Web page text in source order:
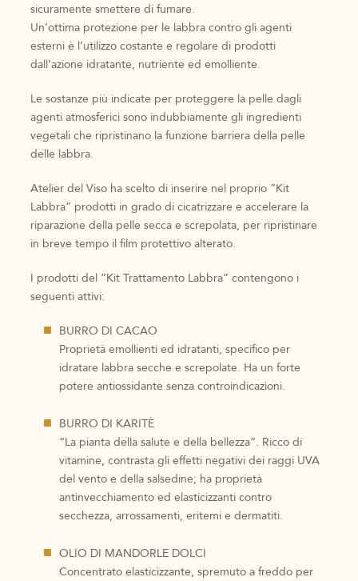
sicuramente smettere di fumare.
Un’ottima protezione per le labbra contro gli agenti
esterni è l’utilizzo costante e regolare di prodotti
dall’azione idratante, nutriente ed emolliente.
Le sostanze più indicate per proteggere la pelle dagli
agenti atmosferici sono indubbiamente gli ingredienti
vegetali che ripristinano la funzione barriera della pelle
delle labbra.
Atelier del Viso ha scelto di inserire nel proprio ”Kit
Labbra” prodotti in grado di cicatrizzare e accelerare la
riparazione della pelle secca e screpolata, per ripristinare
in breve tempo il film protettivo alterato.
I prodotti del ”Kit Trattamento Labbra” contengono i
seguenti attivi:
BURRO DI CACAO
Proprietà emollienti ed idratanti, specifico per
idratare labbra secche e screpolate. Ha un forte
potere antiossidante senza controindicazioni.
BURRO DI KARITÈ
“La pianta della salute e della bellezza”. Ricco di
vitamine, contrasta gli effetti negativi dei raggi UVA
del vento e della salsedine; ha proprietà
antinvecchiamento ed elasticizzanti contro
secchezza, arrossamenti, eritemi e dermatiti.
OLIO DI MANDORLE DOLCI
Concentrato elasticizzante, spremuto a freddo per